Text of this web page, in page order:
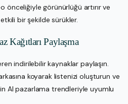
önceliğiyle görünürlüğü artırır ve
bir şekilde sürükler.
Kağıtları Paylaşma
indirilebilir kaynaklar paylaşın.
koyarak listenizi oluşturun ve
AI pazarlama trendleriyle uyumlu